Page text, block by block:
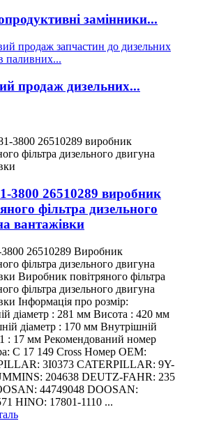
замінники...
продаж дизельних...
3800 26510289 виробник
фільтра дизельного
вантажівки
26510289 Виробник
фільтра дизельного двигуна
Виробник повітряного фільтра
фільтра дизельного двигуна
Інформація про розмір:
діаметр : 281 мм Висота : 420 мм
діаметр : 170 мм Внутрішній
1 : 17 мм Рекомендований номер
C 17 149 Cross Номер OEM:
3I0373 CATERPILLAR: 9Y-
204638 DEUTZ-FAHR: 235
44749048 DOOSAN:
HINO: 17801-1110 ...